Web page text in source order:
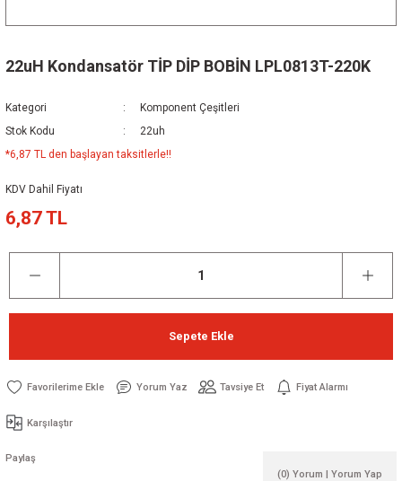
22uH Kondansatör TİP DİP BOBİN LPL0813T-220K
Kategori
Komponent Çeşitleri
Stok Kodu
22uh
*6,87 TL den başlayan taksitlerle!!
KDV Dahil Fiyatı
6,87 TL
Sepete Ekle
Yorum Yaz Tavsiye Et Fiyat Alarmı
Karşılaştır
Paylaş
(0) Yorum | Yorum Yap